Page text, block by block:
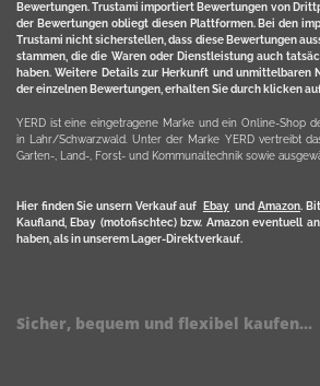
Bewertungen. Trustami importiert Bewertungen von
der Bewertungen obliegt diesen Plattformen. Bei den
Trustami nicht sicherstellen, dass diese Bewertungen
stammen, die die Waren oder Dienstleistung auch
haben. Weitere Details zur Herkunft und unmittelbaren
der einzelnen Bewertungen, erhalten Sie durch klicken
YERD ist eine eingetragene Marke und ein Online-Shop
in Lahr/Schwarzwald. Unter der Marke YERD vertreibt
Garten-, Land-, Forst- und Kommunaltechnik sowie
Hier finden Sie unsern Verkauf auf Ebayund Amazon.
Kaufland, Ebay (motofischtec) bzw. Amazon eventuell
haben, als in unserem Lager-Direktverkauf.
Sicher, bequem und flexibel kaufen...